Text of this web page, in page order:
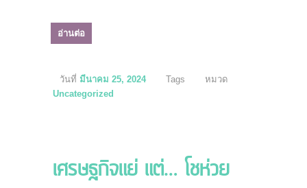
อ่านต่อ
วันที่ มีนาคม 25, 2024 Tags
หมวด
Uncategorized
เศรษฐกิจแย่ แต่… โชห่วย